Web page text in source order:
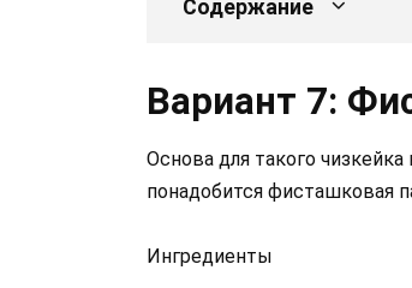
Содержание
Вариант 7:
Основа для такого
понадобится фисташковая
Ингредиенты